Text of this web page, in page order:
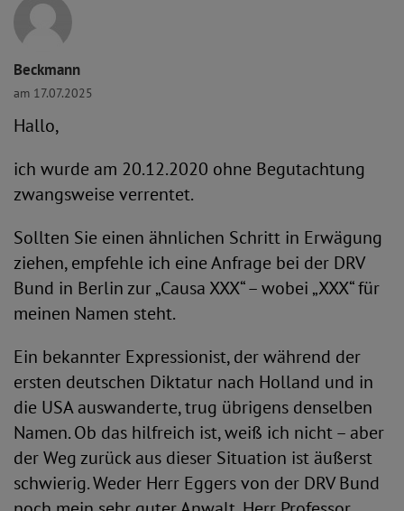
Beckmann
am 17.07.2025
Hallo,
ich wurde am 20.12.2020 ohne Begutachtung
zwangsweise verrentet.
Sollten Sie einen ähnlichen Schritt in Erwägung
ziehen, empfehle ich eine Anfrage bei der DRV
Bund in Berlin zur „Causa XXX“ – wobei „XXX“ für
meinen Namen steht.
Ein bekannter Expressionist, der während der
ersten deutschen Diktatur nach Holland und in
die USA auswanderte, trug übrigens denselben
Namen. Ob das hilfreich ist, weiß ich nicht – aber
der Weg zurück aus dieser Situation ist äußerst
schwierig. Weder Herr Eggers von der DRV Bund